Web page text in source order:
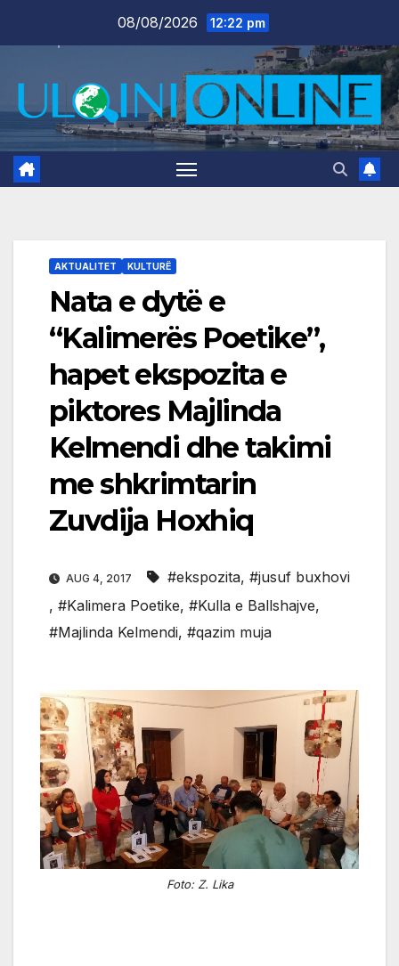
08/08/2026 12:22 pm
AKTUALITET KULTURË
Nata e dytë e
“Kalimerës Poetike”,
hapet ekspozita e
piktores Majlinda
Kelmendi dhe takimi
me shkrimtarin
Zuvdija Hoxhiq
AUG 4, 2017 #ekspozita, #jusuf buxhovi
, #Kalimera Poetike, #Kulla e Ballshajve,
#Majlinda Kelmendi, #qazim muja
Foto: Z. Lika